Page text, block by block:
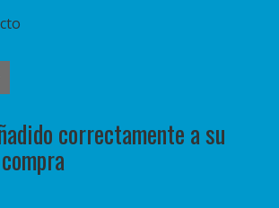
correctamente a su